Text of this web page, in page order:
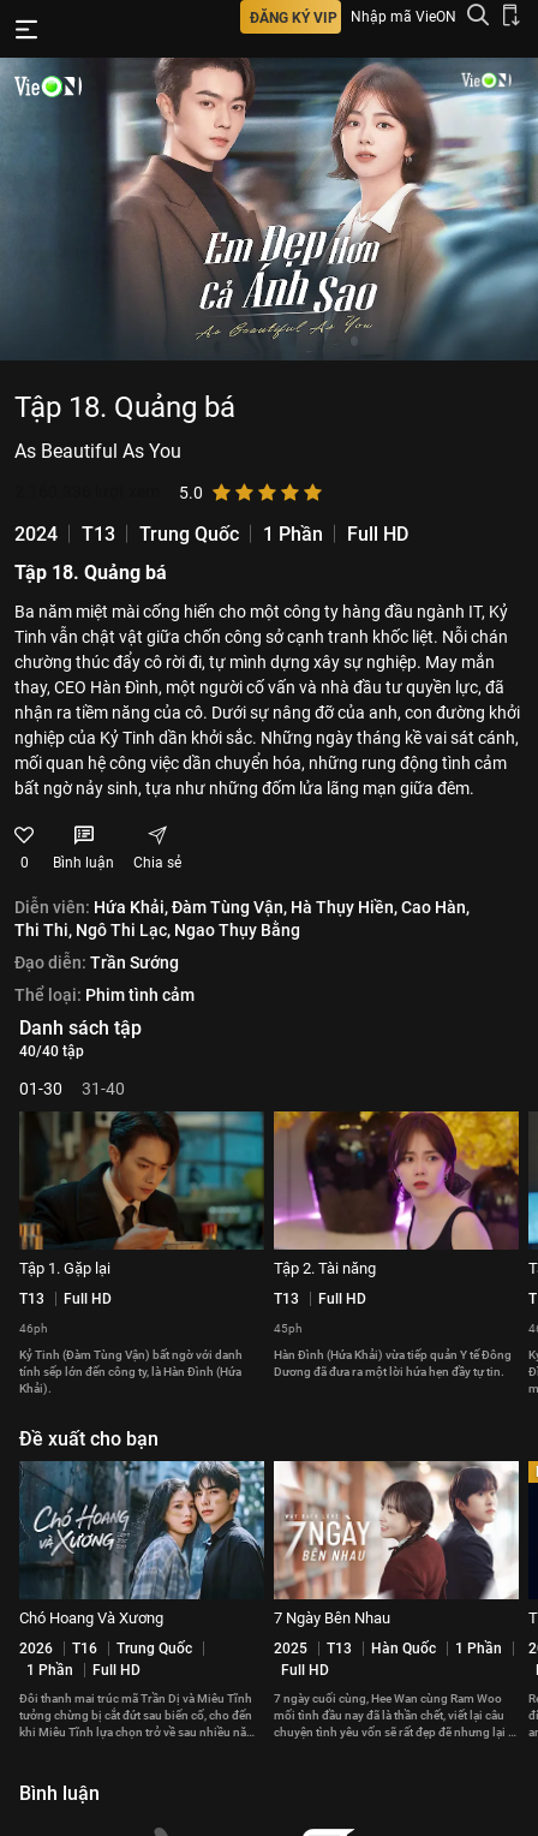
ĐĂNG KÝ VIP Nhập mã VieON
Tập 18. Quảng bá
As Beautiful As You
5.0
2024 T13 Trung Quốc 1 Phần
Full HD
Tập 18. Quảng bá
Ba năm miệt mài cống hiến cho một công ty hàng đầu ngành IT, Kỷ
Tinh vẫn chật vật giữa chốn công sở cạnh tranh khốc liệt. Nỗi chán
chường thúc đẩy cô rời đi, tự mình dựng xây sự nghiệp. May mắn
thay, CEO Hàn Đình, một người cố vấn và nhà đầu tư quyền lực, đã
nhận ra tiềm năng của cô. Dưới sự nâng đỡ của anh, con đường khởi
nghiệp của Kỷ Tinh dần khởi sắc. Những ngày tháng kề vai sát cánh,
mối quan hệ công việc dần chuyển hóa, những rung động tình cảm
bất ngờ nảy sinh, tựa như những đốm lửa lãng mạn giữa đêm.
0 Bình luận Chia sẻ
Diễn viên: Hứa Khải,Đàm Tùng Vận, Hà Thụy Hiền,Cao Hàn,
Thi Thi, Ngô Thi Lạc, Ngao Thụy Bằng
Đạo diễn: Trần Sướng
Thể loại: Phim tình cảm
Danh sách tập
40/40 tập
01-30 31-40
Tập 1. Gặp lại
T13 Full HD
46ph
Kỷ Tinh (Đàm Tùng Vận) bất ngờ với danh
tính sếp lớn đến công ty, là Hàn Đình (Hứa
Khải).
Tập 2. Tài năng
T13 Full HD
45ph
Hàn Đình (Hứa Khải) vừa tiếp quản Y tế Đông
Dương đã đưa ra một lời hứa hẹn đầy tự tin.
Đề xuất cho bạn
Chó Hoang Và Xương
2026 T16
Trung Quốc
1 Phần
Full HD
Đôi thanh mai trúc mã Trần Dị và Miêu Tĩnh
tưởng chừng bị cắt đứt sau biến cố, cho đến
khi Miêu Tĩnh lựa chọn trở về sau nhiều năm
7 Ngày Bên Nhau
2025 T13 Hàn Quốc
1 Phần
Full HD
7 ngày cuối cùng, Hee Wan cùng Ram Woo
mối tình đầu nay đã là thần chết, viết lại câu
chuyện tình yêu vốn sẽ rất đẹp đẽ nhưng lại bị
Bình luận